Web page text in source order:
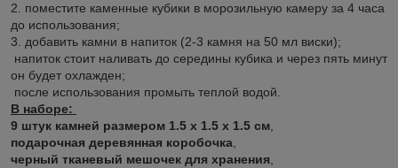
2. поместите каменные кубики в морозильную камеру за 4 часа
до использования;
3. добавить камни в напиток (2-3 камня на 50 мл виски);
напиток стоит наливать до середины кубика и через пять минут
он будет охлажден;
после использования промыть теплой водой.
В наборе:
9 штук камней размером 1.5 х 1.5 х 1.5 см,
подарочная деревянная коробочка,
черный тканевый мешочек для хранения,